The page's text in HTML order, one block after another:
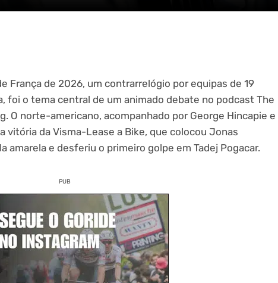
França de 2026, um contrarrelógio por equipas de 19
foi o tema central de um animado debate no podcast The
O norte-americano, acompanhado por George Hincapie e
vitória da Visma-Lease a Bike, que colocou Jonas
amarela e desferiu o primeiro golpe em Tadej Pogacar.
PUB